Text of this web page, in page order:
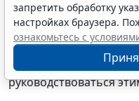
Порядок и размеры
премий, доплат -
системой оплаты
работодателя.
руководствоваться
запретить обработку
настройках браузера.
ознакомьтесь с